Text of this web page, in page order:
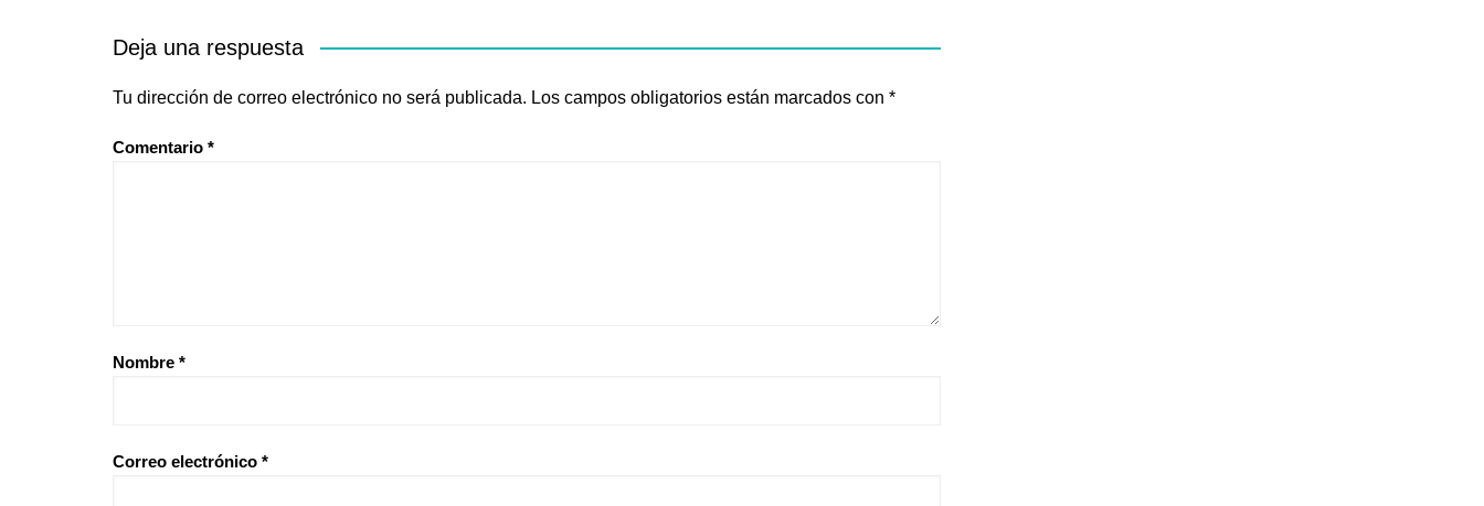
Deja una respuesta
Tu dirección de correo electrónico no será publicada. Los campos obligatorios están marcados con *
Comentario *
Nombre *
Correo electrónico *